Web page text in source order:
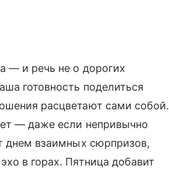
— и речь не о дорогих
готовность поделиться
расцветают сами собой.
— даже если непривычно
днем взаимных сюрпризов,
в горах. Пятница добавит